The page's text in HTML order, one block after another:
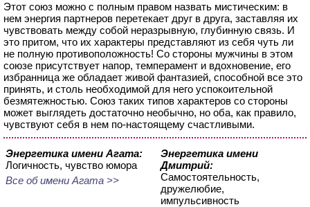
Этот союз можно с полным правом назвать мистическим: в
нем энергия партнеров перетекает друг в друга, заставляя их
чувствовать между собой неразрывную, глубинную связь. И
это притом, что их характеры представляют из себя чуть ли
не полную противоположность! Со стороны мужчины в этом
союзе присутствует напор, темперамент и вдохновение, его
избранница же обладает живой фантазией, способной все это
принять, и столь необходимой для него успокоительной
безмятежностью. Союз таких типов характеров со стороны
может выглядеть достаточно необычно, но оба, как правило,
чувствуют себя в нем по-настоящему счастливыми.
Энергетика имени Агата:
Логичность, чувство юмора
Все об имени Агата >>
Энергетика имени
Дмитрий:
Самостоятельность,
дружелюбие,
импульсивность